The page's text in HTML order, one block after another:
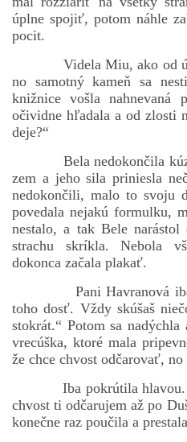
úplne spojiť, potom náhle
pocit.
Videla Miu, ako od
no samotný kameň sa
knižnice vošla nahnevaná
očividne hľadala a od zlosti
deje?“
Bela nedokončila
zem a jeho sila priniesla
nedokončili, malo to svoju
povedala nejakú formulku,
nestalo, a tak Bele
strachu skríkla. Nebola
dokonca začala plakať.
Pani Havranová iba
toho dosť. Vždy skúšaš
stokrát.“ Potom sa
vrecúška, ktoré mala
že chce chvost odčarovať, no
Iba pokrútila hlavou.
chvost ti odčarujem až po
konečne raz poučila a